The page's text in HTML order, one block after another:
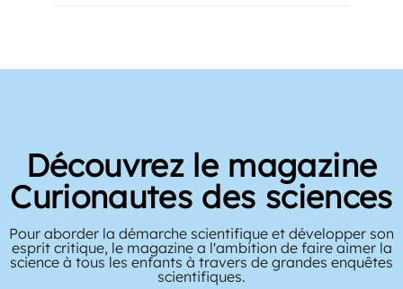
Découvrez le magazine
Curionautes des sciences
Pour aborder la démarche scientifique et développer son
esprit critique, le magazine a l'ambition de faire aimer la
science à tous les enfants à travers de grandes enquêtes
scientifiques.